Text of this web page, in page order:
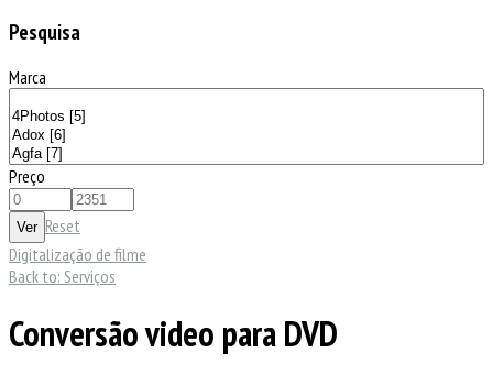
Pesquisa
Marca
Preço
Reset
Digitalização de filme
Back to: Serviços
Conversão video para DVD